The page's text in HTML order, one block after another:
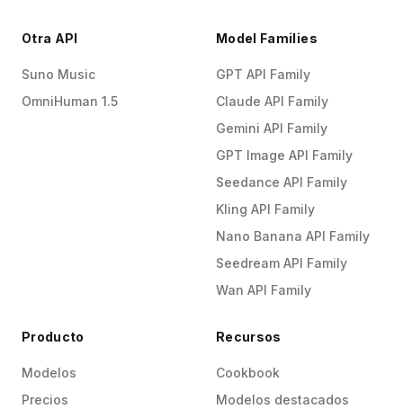
Otra API
Suno Music
OmniHuman 1.5
Model Families
GPT API Family
Claude API Family
Gemini API Family
GPT Image API Family
Seedance API Family
Kling API Family
Nano Banana API Family
Seedream API Family
Wan API Family
Producto
Modelos
Precios
Recursos
Cookbook
Modelos destacados